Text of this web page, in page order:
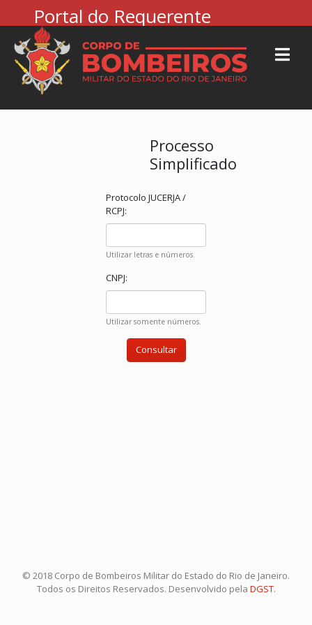
Portal do Requerente
Processo
Simplificado
Protocolo JUCERJA /
RCPJ:
Utilizar letras e números.
CNPJ:
Utilizar somente números.
© 2018 Corpo de Bombeiros Militar do Estado do Rio de Janeiro.
Todos os Direitos Reservados. Desenvolvido pela DGST.